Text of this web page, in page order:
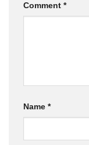
Comment *
Name *